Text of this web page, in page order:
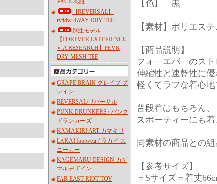
VACE 花瓶
【REVERSAL】
rvddw 4WAY DRY TEE
別注モデル
【FOREVER EXPERIENCE
VIA RESEARCH】FEVR
DRY MESH TEE
GRAPE BRAIN グレイプ ブ
レイン
REVERSAL/リバーサル
PUNK DRUNKERS / パンク
ドランカーズ
KAMAKIRI ART カマキリ
LAKAI footwear / ラカイ ス
ニーカー
KAGEMARU DESIGN カゲ
マルデザイン
FAR EAST RIOT TOY
【色】 黒
【素材】ポリエス
【商品説明】
フォーエバーのス
伸縮性と速乾性に
軽くてラフな着心地
普段着はもちろん、
スポーティーにも
同素材の商品との
【参考サイズ】
＝Sサイズ＝着丈